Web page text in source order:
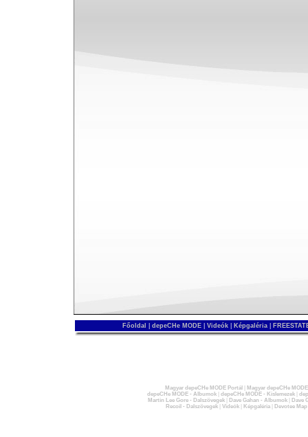
Főoldal depeCHe MODE Videók Képgaléria
Magyar depeCHe MODE Portál
Magyar depeCHe
depeCHe MODE - Albumok| depeCHe MODE - Kislemezek|
Martin Lee Gore - Dalszövegek| Dave Gahan - Albumok|
Dave
Recoil - Dalszövegek| Videók| Képgaléria| Devotee Map